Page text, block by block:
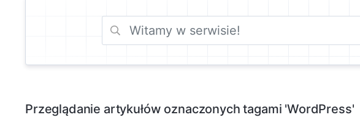
Przeglądanie artykułów oznaczonych tagami 'WordPress'